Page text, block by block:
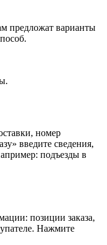
предложат варианты
номер
введите сведения,
подъезды в
позиции заказа,
Нажмите